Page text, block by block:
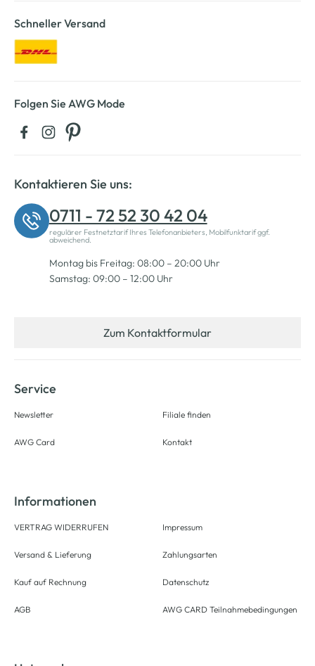
Schneller Versand
Folgen Sie AWG Mode
Kontaktieren Sie uns:
0711 - 72 52 30 42 04
regulärer Festnetztarif Ihres Telefonanbieters, Mobilfunktarif ggf.
abweichend.
Montag bis Freitag: 08:00 – 20:00 Uhr
Samstag: 09:00 – 12:00 Uhr
Zum Kontaktformular
Service
Newsletter
AWG Card
Filiale finden
Kontakt
Informationen
VERTRAG WIDERRUFEN
Versand & Lieferung
Kauf auf Rechnung
AGB
Impressum
Zahlungsarten
Datenschutz
AWG CARD Teilnahmebedingungen